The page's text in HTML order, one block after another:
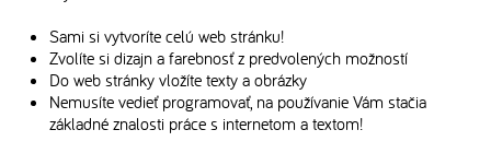
Sami si vytvoríte celú web stránku!
Zvolíte si dizajn a farebnosť z predvolených možností
Do web stránky vložíte texty a obrázky
Nemusíte vedieť programovať, na používanie Vám stačia
základné znalosti práce s internetom a textom!